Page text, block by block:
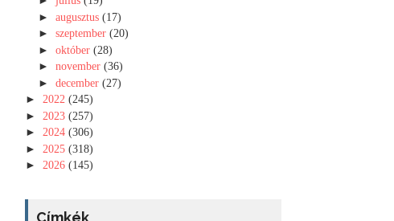
►augusztus(17)
►szeptember(20)
►október(28)
►november(36)
►december(27)
► 2022 (245)
► 2023 (257)
► 2024 (306)
► 2025 (318)
► 2026 (145)
Címkék